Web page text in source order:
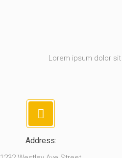
Lorem ipsum dolor
Address: